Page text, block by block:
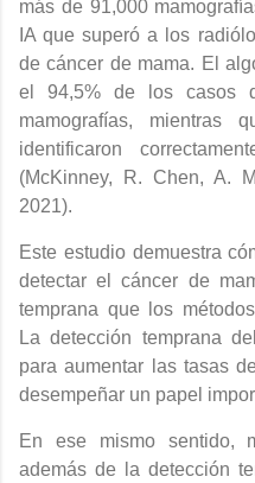
más de 91,000
IA que superó a los
de cáncer de mama. El
el 94,5% de los casos
mamografías, mientras
identificaron
(McKinney, R. Chen, A.
2021).
Este estudio demuestra
detectar el cáncer de
temprana que los
La detección temprana
para aumentar las tasas
desempeñar un papel
En ese mismo sentido,
además de la detección